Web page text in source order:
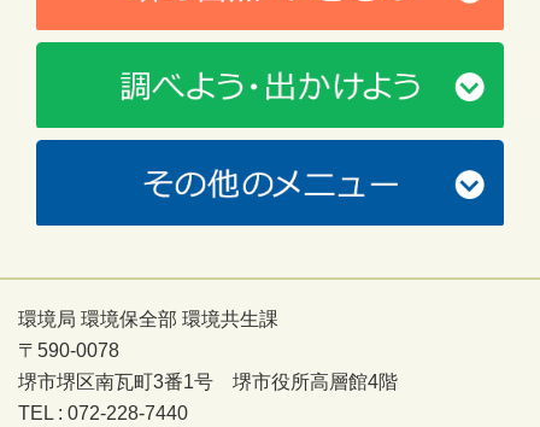
環境局 環境保全部 環境共生課
〒590-0078
堺市堺区南瓦町3番1号 堺市役所高層館4階
TEL : 072-228-7440